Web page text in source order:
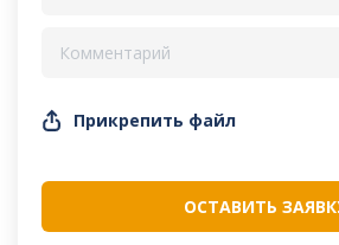
Прикрепить файл